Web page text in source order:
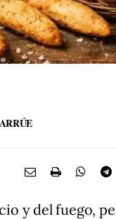
y del fuego,